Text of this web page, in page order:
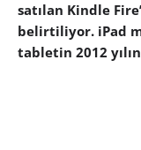
satılan Kindle
belirtiliyor. iPad
tabletin 2012